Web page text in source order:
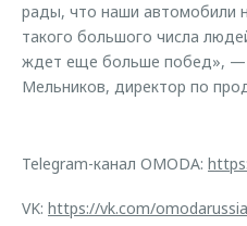
рады, что наши автомобили
такого большого числа
ждет еще больше побед», —
Мельников, директор по
Telegram-канал OMODA:
VK: https://vk.com/omodarussia